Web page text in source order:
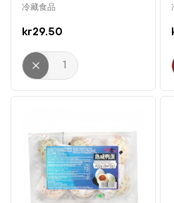
冷藏食品
kr29.50